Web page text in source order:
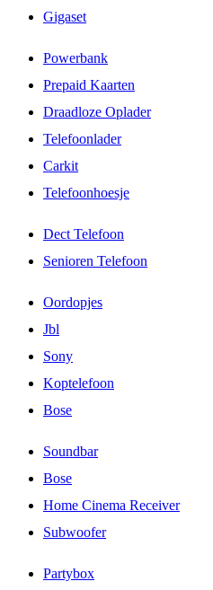
Gigaset
Powerbank
Prepaid Kaarten
Draadloze Oplader
Telefoonlader
Carkit
Telefoonhoesje
Dect Telefoon
Senioren Telefoon
Oordopjes
Jbl
Sony
Koptelefoon
Bose
Soundbar
Bose
Home Cinema Receiver
Subwoofer
Partybox